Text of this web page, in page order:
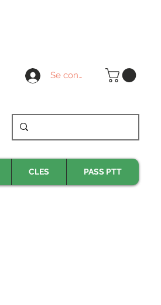
Se connecter
CLES PASS PTT